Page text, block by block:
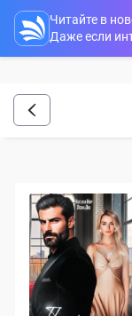
Читайте в
Даже если